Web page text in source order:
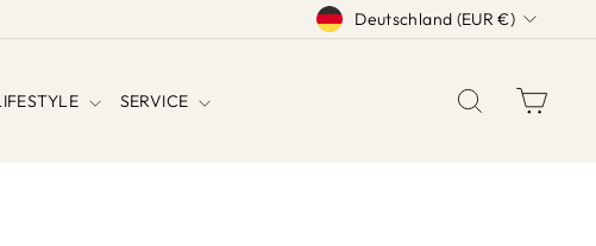
WÄHRUNG
Deutschland (EUR €)
SERVICE SUCHE